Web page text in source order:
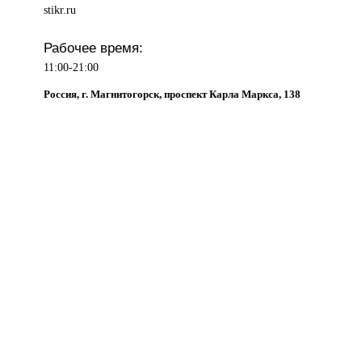
stikr.ru
Рабочее время:
11:00-21:00
Россия, г. Магнитогорск, проспект Карла Маркса, 138